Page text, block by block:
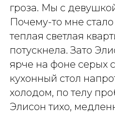
гроза. Мы с
Почему-то мне
теплая светлая
потускнела. Зато
ярче на фоне серых
кухонный стол
холодом, по телу
Элисон тихо,